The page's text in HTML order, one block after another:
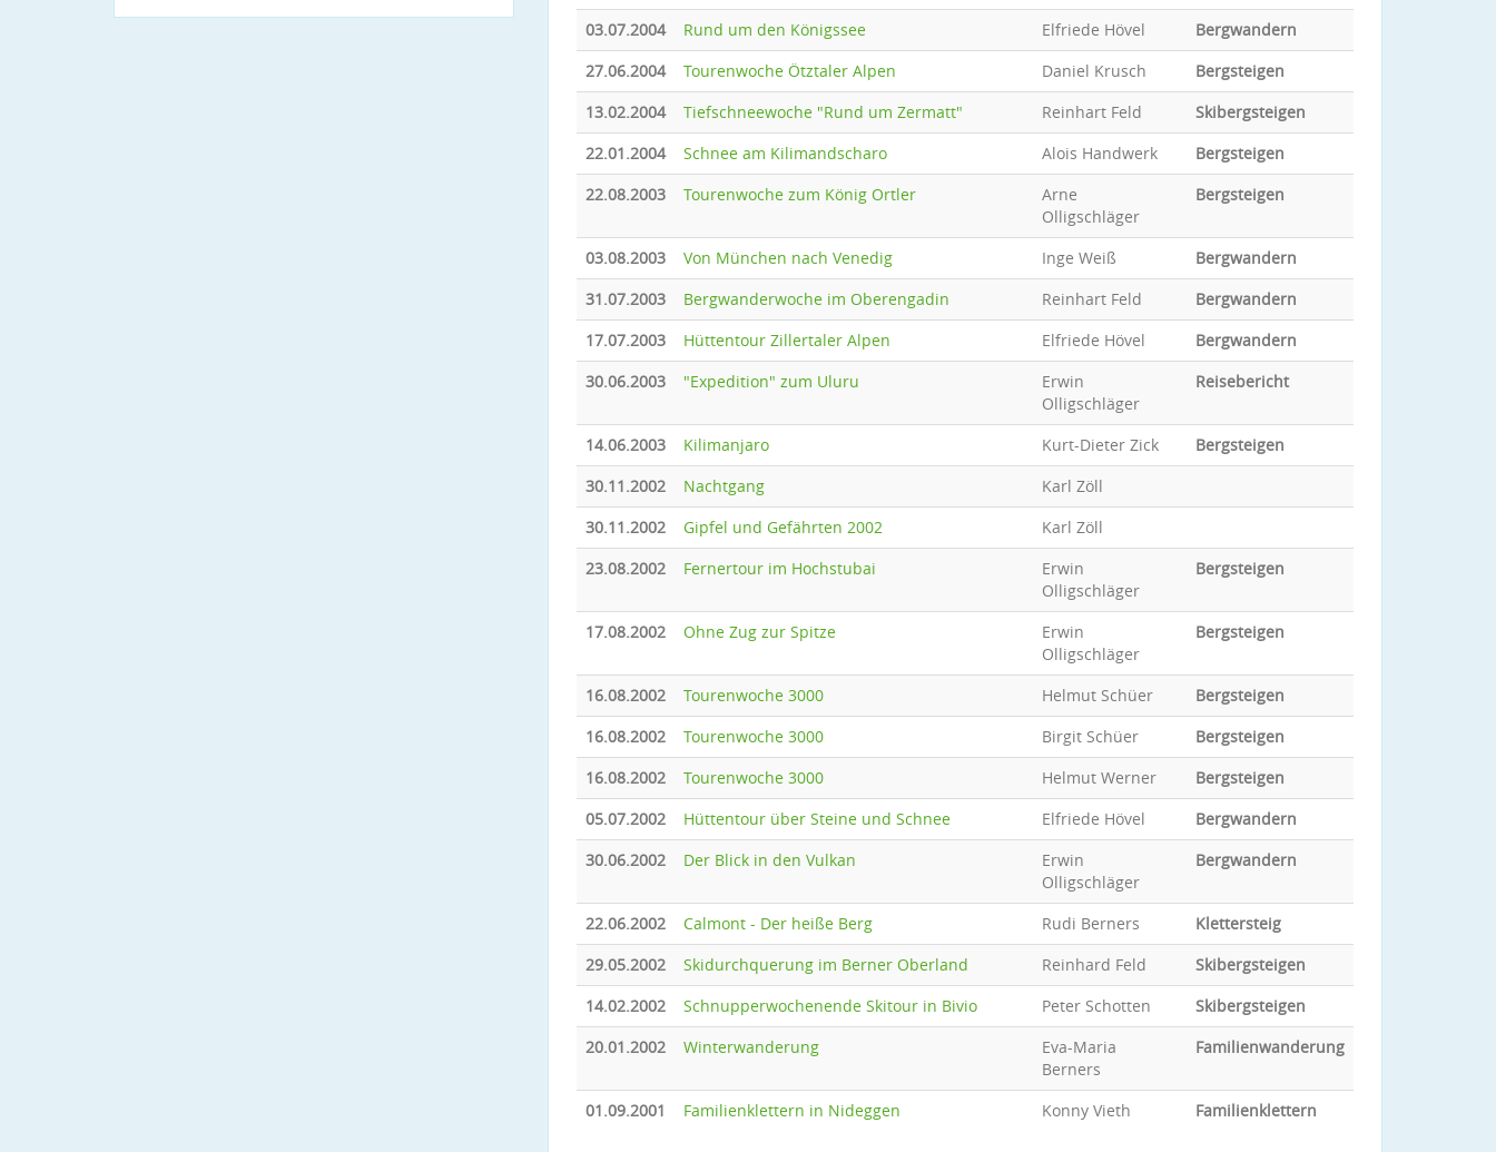
03.07.2004 Rund um den Königssee Elfriede Hövel
Bergwandern
27.06.2004
Tourenwoche Ötztaler Alpen Daniel Krusch
Bergsteigen
13.02.2004
Tiefschneewoche "Rund um Zermatt" Reinhart Feld
Skibergsteigen
22.01.2004
Schnee am Kilimandscharo Alois Handwerk
Bergsteigen
22.08.2003
Tourenwoche zum König Ortler
Arne
Olligschläger
Bergsteigen
03.08.2003 Von München nach Venedig Inge Weiß
Bergwandern
31.07.2003
Bergwanderwoche im Oberengadin Reinhart Feld
Bergwandern
17.07.2003
Hüttentour Zillertaler Alpen Elfriede Hövel
Bergwandern
30.06.2003
"Expedition" zum Uluru
Erwin
Olligschläger
Reisebericht
14.06.2003 Kilimanjaro Kurt-Dieter Zick
Bergsteigen
30.11.2002
Nachtgang
Karl Zöll
30.11.2002
Gipfel und Gefährten 2002
Karl Zöll
23.08.2002
Fernertour im Hochstubai
Erwin
Olligschläger
Bergsteigen
17.08.2002 Ohne Zug zur Spitze
Erwin
Olligschläger
Bergsteigen
16.08.2002 Tourenwoche 3000 Helmut Schüer
Bergsteigen
16.08.2002
Tourenwoche 3000 Birgit Schüer
Bergsteigen
16.08.2002
Tourenwoche 3000 Helmut Werner
Bergsteigen
05.07.2002
Hüttentour über Steine und Schnee Elfriede Hövel
Bergwandern
30.06.2002
Der Blick in den Vulkan
Erwin
Olligschläger
Bergwandern
22.06.2002 Calmont - Der heiße Berg Rudi Berners
Klettersteig
29.05.2002
Skidurchquerung im Berner Oberland Reinhard Feld
Skibergsteigen
14.02.2002
Schnupperwochenende Skitour in Bivio Peter Schotten
Skibergsteigen
20.01.2002
Winterwanderung
Eva-Maria
Berners
Familienwanderung
01.09.2001 Familienklettern in Nideggen Konny Vieth Familienklettern